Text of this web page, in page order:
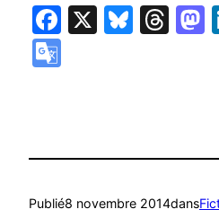
Facebook
X
Publié8 novembre 2014dans